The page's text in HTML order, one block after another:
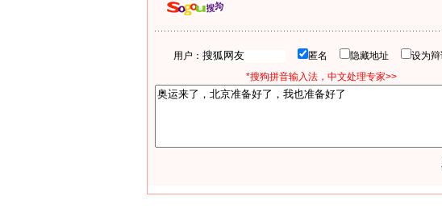
用户： 匿名 隐藏地址
设为辩
*搜狗拼音输入法，中文处理专家>>